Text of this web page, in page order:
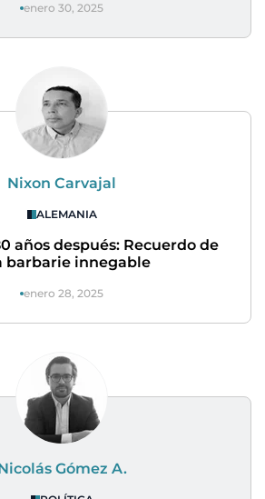
enero 30, 2025
Nixon Carvajal
ALEMANIA
años después: Recuerdo de
barbarie innegable
enero 28, 2025
Gómez A.